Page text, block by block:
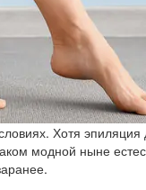
Хотя
модной ныне